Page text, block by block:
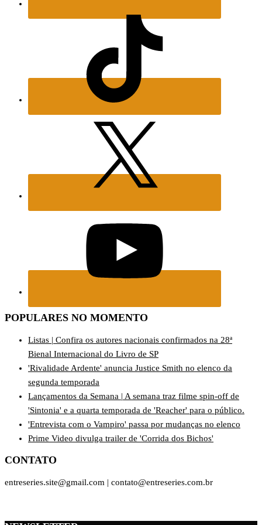
POPULARES NO MOMENTO
Listas | Confira os autores nacionais confirmados na 28ª
Bienal Internacional do Livro de SP
'Rivalidade Ardente' anuncia Justice Smith no elenco da
segunda temporada
Lançamentos da Semana | A semana traz filme spin-off de
'Sintonia' e a quarta temporada de 'Reacher' para o público.
'Entrevista com o Vampiro' passa por mudanças no elenco
Prime Video divulga trailer de 'Corrida dos Bichos'
CONTATO
entreseries.site@gmail.com | contato@entreseries.com.br